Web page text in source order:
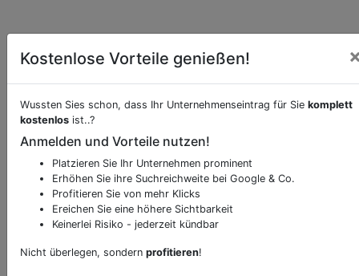
Beschreibung & Services von
Buchgeschäft
Sie möchten eine Beschreibung, Dienstleistung
oder andere relevante Informationen hinzufügen?
Klicken Sie bitte hierum uns zu kontaktieren.
Gerne erweitern wir Ihren Firmeneintrag um
Kostenlose Vorteile genießen!
Wussten Sies schon, dass Ihr Unternehmenseintrag für Sie komplett
kostenlos ist..?
Anmelden und Vorteile nutzen!
Platzieren Sie Ihr Unternehmen prominent
Erhöhen Sie ihre Suchreichweite bei Google & Co.
Profitieren Sie von mehr Klicks
Ereichen Sie eine höhere Sichtbarkeit
Keinerlei Risiko - jederzeit kündbar
Nicht überlegen, sondern profitieren!